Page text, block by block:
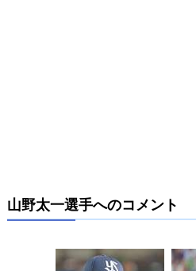
山野太一選手へのコメント